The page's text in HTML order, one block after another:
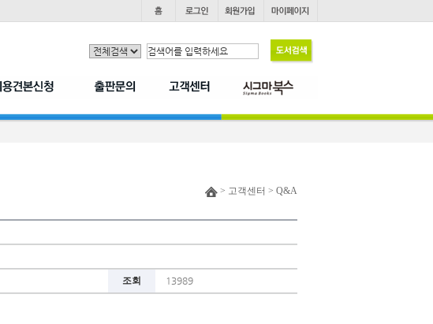
> 고객센터 > Q&A
조회 13989